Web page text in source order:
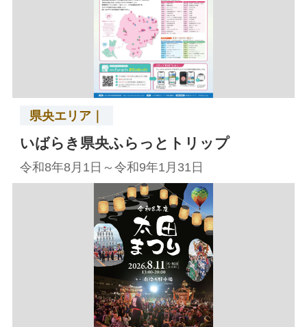
県央エリア｜
いばらき県央ふらっとトリップ
令和8年8月1日～令和9年1月31日